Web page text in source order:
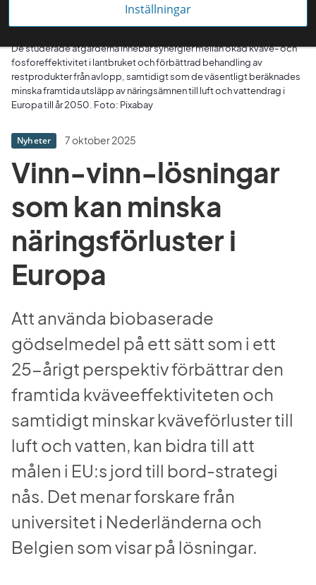
Inställningar
De studerade åtgärderna innebar synergier mellan ökad kväve- och
fosforeffektivitet i lantbruket och förbättrad behandling av
restprodukter från avlopp, samtidigt som de väsentligt beräknades
minska framtida utsläpp av näringsämnen till luft och vattendrag i
Europa till år 2050. Foto: Pixabay
Nyheter 7 oktober 2025
Vinn-vinn-lösningar
som kan minska
näringsförluster i
Europa
Att använda biobaserade
gödselmedel på ett sätt som i ett
25-årigt perspektiv förbättrar den
framtida kväveeffektiviteten och
samtidigt minskar kväveförluster till
luft och vatten, kan bidra till att
målen i EU:s jord till bord-strategi
nås. Det menar forskare från
universitet i Nederländerna och
Belgien som visar på lösningar.